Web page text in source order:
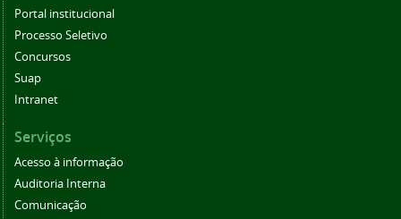
Portal institucional
Processo Seletivo
Concursos
Suap
Intranet
Serviços
Acesso à informação
Auditoria Interna
Comunicação